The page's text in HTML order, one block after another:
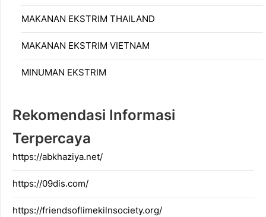
MAKANAN EKSTRIM THAILAND
MAKANAN EKSTRIM VIETNAM
MINUMAN EKSTRIM
Rekomendasi Informasi
Terpercaya
https://abkhaziya.net/
https://09dis.com/
https://friendsoflimekilnsociety.org/